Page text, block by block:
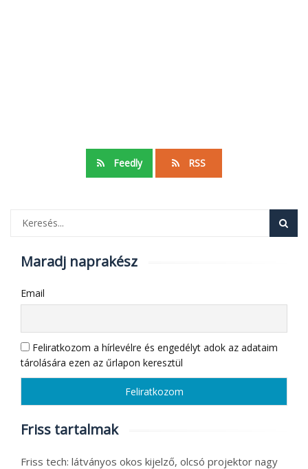
Feedly RSS
Maradj naprakész
Email
Feliratkozom a hírlevélre és engedélyt adok az adataim
tárolására ezen az űrlapon keresztül
Friss tartalmak
Friss tech: látványos okos kijelző, olcsó projektor nagy